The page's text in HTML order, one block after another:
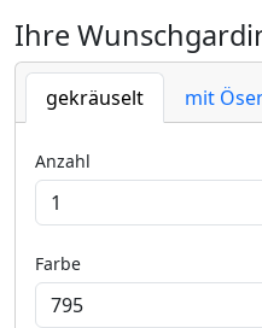
Ihre
gekräuselt mit
Anzahl
Farbe